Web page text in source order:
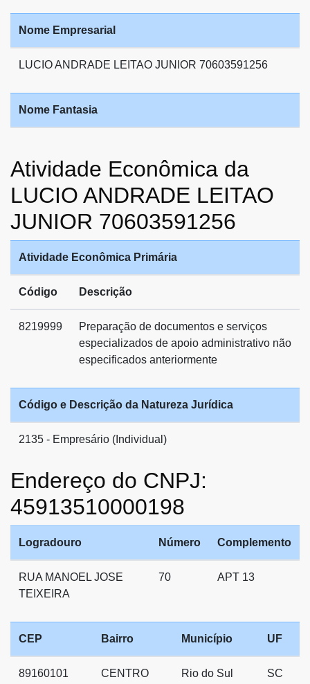
Nome Empresarial
LUCIO ANDRADE LEITAO JUNIOR 70603591256
Nome Fantasia
Atividade Econômica da
LUCIO ANDRADE LEITAO
JUNIOR 70603591256
Atividade Econômica Primária
Código Descrição
8219999
Preparação de documentos e serviços
especializados de apoio administrativo não
especificados anteriormente
Código e Descrição da Natureza Jurídica
2135 - Empresário (Individual)
Endereço do CNPJ:
45913510000198
Logradouro Número Complemento
RUA MANOEL JOSE
TEIXEIRA
70 APT 13
CEP Bairro Município UF
89160101 CENTRO Rio do Sul SC